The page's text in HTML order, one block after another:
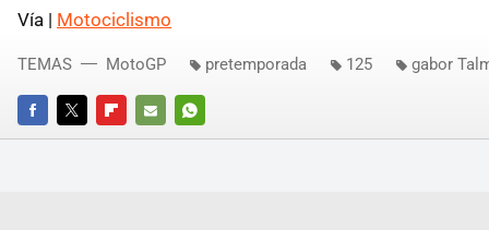
Vía | Motociclismo
FACEBOOKTWITTERFLIPBOARD
E-
WHATSAPP
TEMAS MotoGP pretemporada 125 gabor